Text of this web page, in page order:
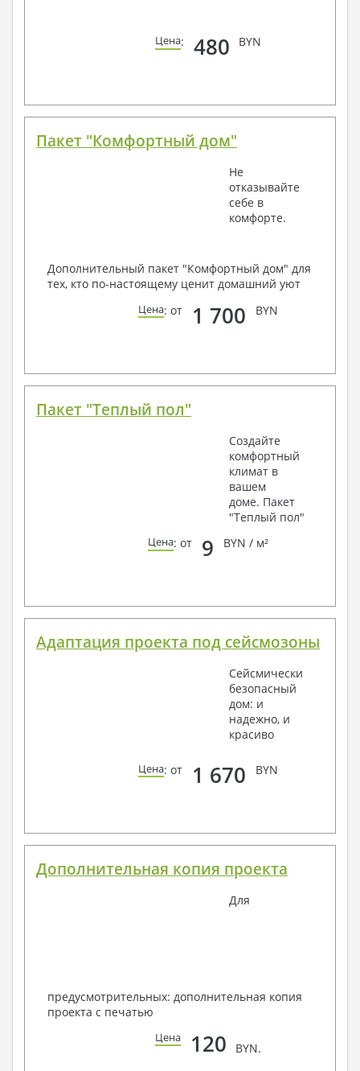
Цена: 480 BYN
Пакет "Комфортный дом"
Не
отказывайте
себе в
комфорте.
Дополнительный пакет "Комфортный дом" для
тех, кто по-настоящему ценит домашний уют
Цена: от 1 700 BYN
Пакет "Теплый пол"
Создайте
комфортный
климат в
вашем
доме. Пакет
"Теплый пол"
Цена: от 9 BYN / м²
Адаптация проекта под сейсмозоны
Сейсмически
безопасный
дом: и
надежно, и
красиво
Цена: от 1 670 BYN
Дополнительная копия проекта
Для
предусмотрительных: дополнительная копия
проекта с печатью
Цена 120 BYN.